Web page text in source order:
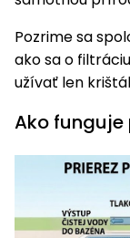
Náhradné
nože
Štiepačky
dreva
Drviče
vetiev
vysávače
na lístie
Ochrana
Záhradné
koše
Krhly
Tieniace
textílie
Odpudzovače
a pasce
stoly
Vibračné
dosky
Rezačky
betón
Seniorské
vozíky
Doplnky
Pozrime sa
ako sa o
užívať len
Ako